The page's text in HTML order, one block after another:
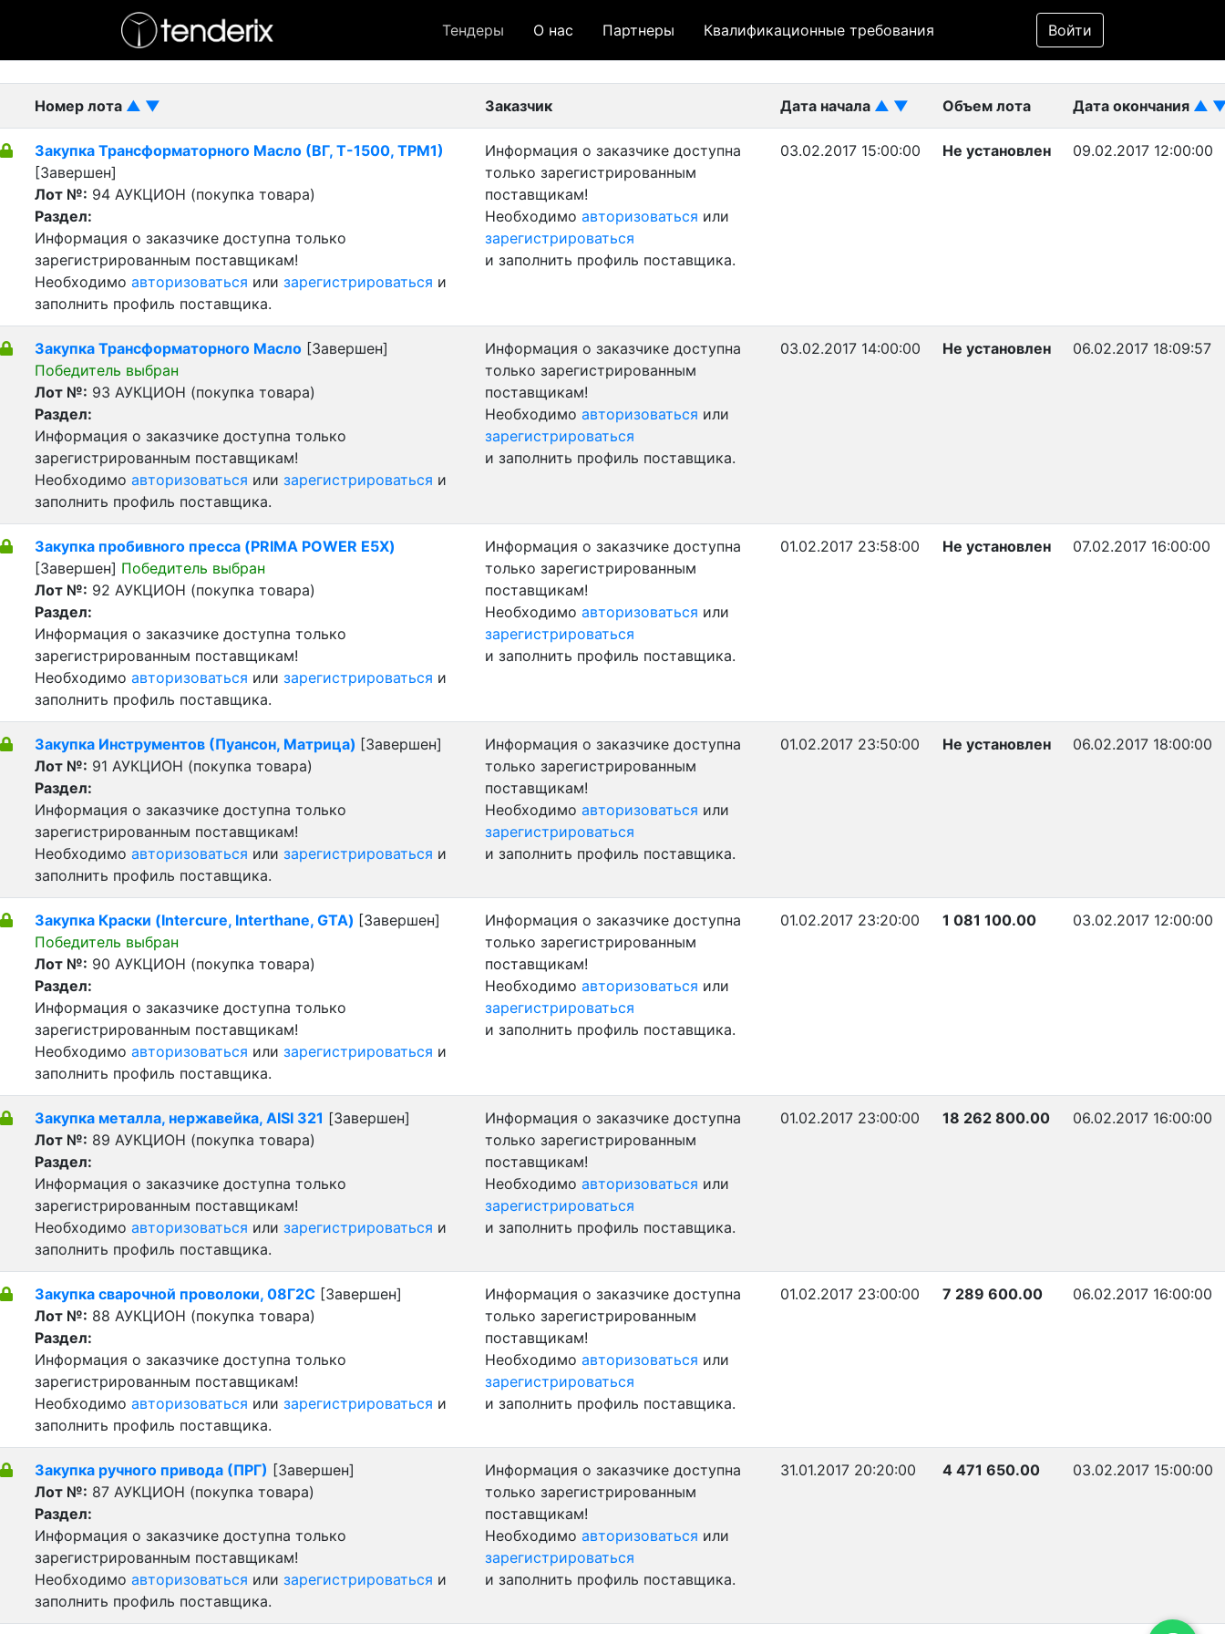
Тендеры О нас Партнеры Квалификационные требования Войти
Фильтр
- Завершенный лот
Номер лота ▲ ▼ Заказчик Дата начала ▲ ▼ Объем лота Дата окончания ▲
Закупка Трансформаторного Масло (ВГ, Т-1500, ТРМ1)
[Завершен]
Лот №: 94 АУКЦИОН (покупка товара)
Раздел:
Информация о заказчике доступна только
зарегистрированным поставщикам!
Необходимо авторизоваться или зарегистрироваться и
заполнить профиль поставщика.
Информация о заказчике доступна
только зарегистрированным
поставщикам!
Необходимо авторизоваться или
зарегистрироваться
и заполнить профиль поставщика.
03.02.2017 15:00:00 Не установлен 09.02.2017 12:00:00
Закупка Трансформаторного Масло [Завершен]
Победитель выбран
Лот №: 93 АУКЦИОН (покупка товара)
Раздел:
Информация о заказчике доступна только
зарегистрированным поставщикам!
Необходимо авторизоваться или зарегистрироваться и
заполнить профиль поставщика.
Информация о заказчике доступна
только зарегистрированным
поставщикам!
Необходимо авторизоваться или
зарегистрироваться
и заполнить профиль поставщика.
03.02.2017 14:00:00 Не установлен 06.02.2017 18:09:57
Закупка пробивного пресса (PRIMA POWER E5X)
[Завершен] Победитель выбран
Лот №: 92 АУКЦИОН (покупка товара)
Раздел:
Информация о заказчике доступна только
зарегистрированным поставщикам!
Необходимо авторизоваться или зарегистрироваться и
заполнить профиль поставщика.
Информация о заказчике доступна
только зарегистрированным
поставщикам!
Необходимо авторизоваться или
зарегистрироваться
и заполнить профиль поставщика.
01.02.2017 23:58:00 Не установлен 07.02.2017 16:00:00
Закупка Инструментов (Пуансон, Матрица) [Завершен]
Лот №: 91 АУКЦИОН (покупка товара)
Раздел:
Информация о заказчике доступна только
зарегистрированным поставщикам!
Необходимо авторизоваться или зарегистрироваться и
заполнить профиль поставщика.
Информация о заказчике доступна
только зарегистрированным
поставщикам!
Необходимо авторизоваться или
зарегистрироваться
и заполнить профиль поставщика.
01.02.2017 23:50:00 Не установлен 06.02.2017 18:00:00
Закупка Краски (Intercure, Interthane, GTA) [Завершен]
Победитель выбран
Лот №: 90 АУКЦИОН (покупка товара)
Раздел:
Информация о заказчике доступна только
зарегистрированным поставщикам!
Необходимо авторизоваться или зарегистрироваться и
заполнить профиль поставщика.
Информация о заказчике доступна
только зарегистрированным
поставщикам!
Необходимо авторизоваться или
зарегистрироваться
и заполнить профиль поставщика.
01.02.2017 23:20:00 1 081 100.00 03.02.2017 12:00:00
Закупка металла, нержавейка, AISI 321 [Завершен]
Лот №: 89 АУКЦИОН (покупка товара)
Раздел:
Информация о заказчике доступна только
зарегистрированным поставщикам!
Необходимо авторизоваться или зарегистрироваться и
заполнить профиль поставщика.
Информация о заказчике доступна
только зарегистрированным
поставщикам!
Необходимо авторизоваться или
зарегистрироваться
и заполнить профиль поставщика.
01.02.2017 23:00:00 18 262 800.00 06.02.2017 16:00:00
Закупка сварочной проволоки, 08Г2С [Завершен]
Лот №: 88 АУКЦИОН (покупка товара)
Раздел:
Информация о заказчике доступна только
зарегистрированным поставщикам!
Необходимо авторизоваться или зарегистрироваться и
заполнить профиль поставщика.
Информация о заказчике доступна
только зарегистрированным
поставщикам!
Необходимо авторизоваться или
зарегистрироваться
и заполнить профиль поставщика.
01.02.2017 23:00:00 7 289 600.00 06.02.2017 16:00:00
Закупка ручного привода (ПРГ) [Завершен]
Лот №: 87 АУКЦИОН (покупка товара)
Раздел:
Информация о заказчике доступна только
зарегистрированным поставщикам!
Необходимо авторизоваться или зарегистрироваться и
заполнить профиль поставщика.
Информация о заказчике доступна
только зарегистрированным
поставщикам!
Необходимо авторизоваться или
зарегистрироваться
и заполнить профиль поставщика.
31.01.2017 20:20:00 4 471 650.00 03.02.2017 15:00:00